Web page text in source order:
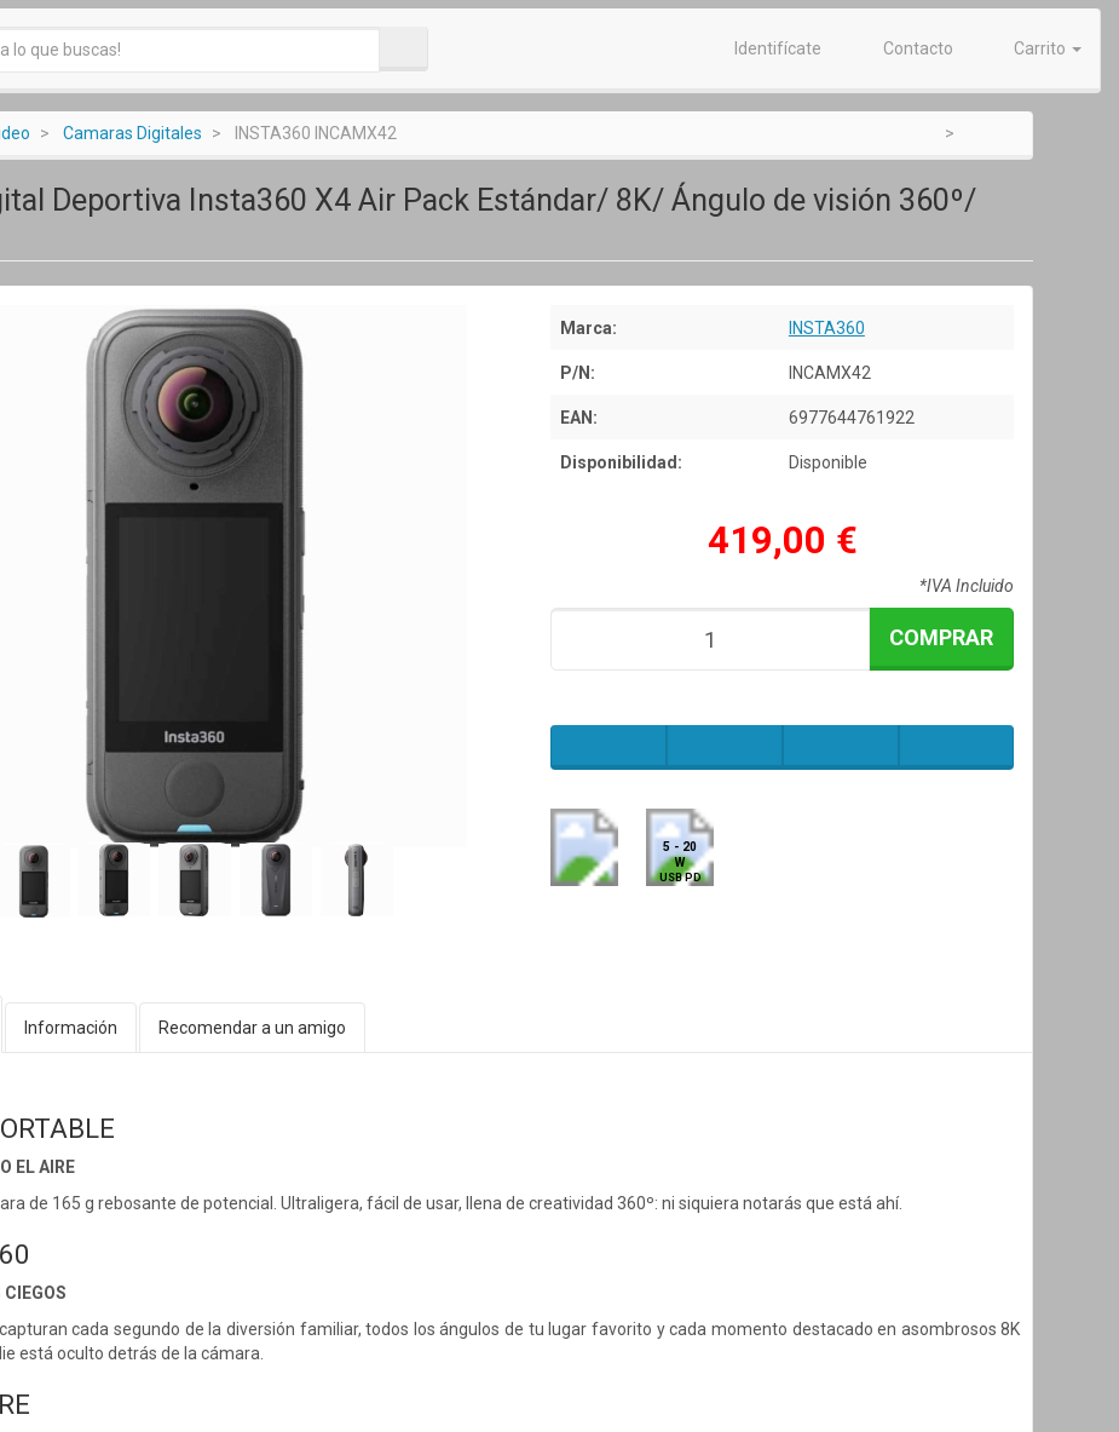
Identifícate Contacto Carrito
Camaras Digitales INSTA360 INCAMX42
Deportiva Insta360 X4 Air Pack Estándar/ 8K/ Ángulo de visión 360º/
Marca: INSTA360
P/N: INCAMX42
EAN: 6977644761922
Disponibilidad: Disponible
419,00 €
*IVA Incluido
COMPRAR
5 - 20
W
USB PD
Información Recomendar a un amigo
EL AIRE
de 165 g rebosante de potencial. Ultraligera, fácil de usar, llena de creatividad 360º: ni siquiera notarás que está ahí.
cada segundo de la diversión familiar, todos los ángulos de tu lugar favorito y cada momento destacado en asombrosos 8K
está oculto detrás de la cámara.